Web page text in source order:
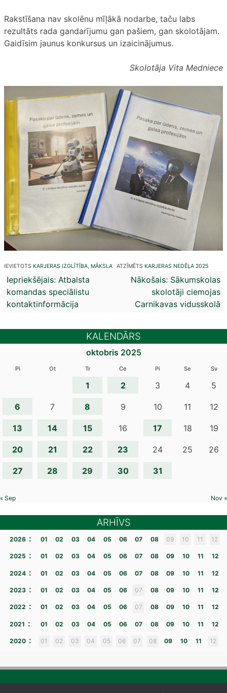
Rakstīšana nav skolēnu mīļākā nodarbe, taču labs
rezultāts rada gandarījumu gan pašiem, gan skolotājam.
Gaidīsim jaunus konkursus un izaicinājumus.
Skolotāja Vita Medniece
IEVIETOTS KARJERAS IZGLĪTĪBA, MĀKSLA ATZĪMĒTS KARJERAS NEDĒĻA 2025
Ziņu
izvēlne
Iepriekšējais: Atbalsta
komandas speciālistu
kontaktinformācija
Nākošais: Sākumskolas
skolotāji ciemojas
Carnikavas vidusskolā
KALENDĀRS
oktobris 2025
Pi Ot Tr Ce Pi Se Sv
1 2 3 4 5
6 7 8 9 10 11 12
13 14 15 16 17 18 19
20 21 22 23 24 25 26
27 28 29 30 31
« Sep Nov »
ARHĪVS
2026 : 01 02 03 04 05 06 07 08 09 10 11 12
2025 : 01 02 03 04 05 06 07 08 09 10 11 12
2024 : 01 02 03 04 05 06 07 08 09 10 11 12
2023 : 01 02 03 04 05 06 07 08 09 10 11 12
2022 : 01 02 03 04 05 06 07 08 09 10 11 12
2021 : 01 02 03 04 05 06 07 08 09 10 11 12
2020 : 01 02 03 04 05 06 07 08 09 10 11 12